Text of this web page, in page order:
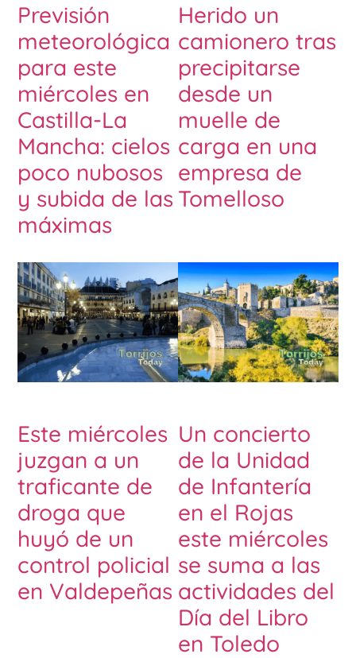
Previsión
meteorológica
para este
miércoles en
Castilla-La
Mancha: cielos
poco nubosos
y subida de las
máximas
Herido un
camionero tras
precipitarse
desde un
muelle de
carga en una
empresa de
Tomelloso
Este miércoles
juzgan a un
traficante de
droga que
huyó de un
control policial
en Valdepeñas
Un concierto
de la Unidad
de Infantería
en el Rojas
este miércoles
se suma a las
actividades del
Día del Libro
en Toledo